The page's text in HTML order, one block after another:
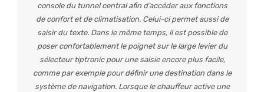
console du tunnel central afin d’accéder aux fonctions
de confort et de climatisation. Celui-ci permet aussi de
saisir du texte. Dans le même temps, il est possible de
poser confortablement le poignet sur le large levier du
sélecteur tiptronic pour une saisie encore plus facile,
comme par exemple pour définir une destination dans le
système de navigation. Lorsque le chauffeur active une